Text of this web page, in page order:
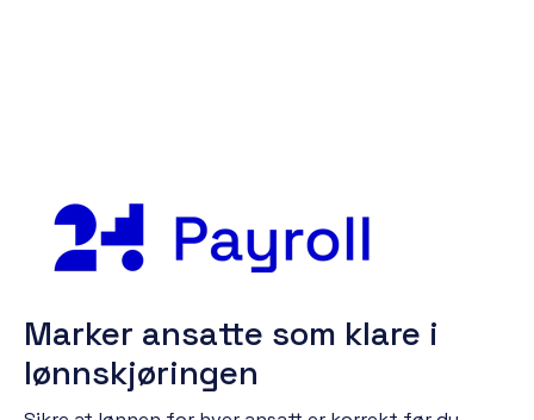
Marker ansatte som klare i
lønnskjøringen